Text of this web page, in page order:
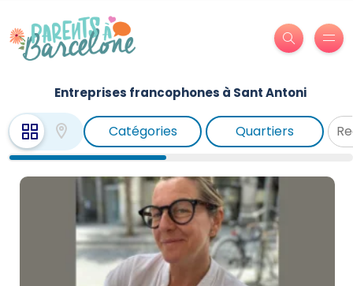
Entreprises francophones à Sant Antoni
Catégories Quartiers